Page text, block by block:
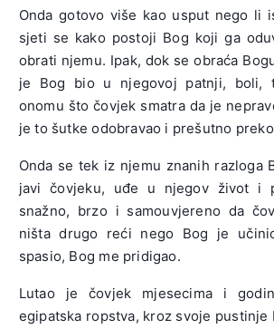
Onda gotovo više kao usput nego li
sjeti se kako postoji Bog koji ga
obrati njemu. Ipak, dok se obraća
je Bog bio u njegovoj patnji, boli,
onomu što čovjek smatra da je
je to šutke odobravao i prešutno
Onda se tek iz njemu znanih razloga
javi čovjeku, uđe u njegov život i
snažno, brzo i samouvjereno da
ništa drugo reći nego Bog je
spasio, Bog me pridigao.
Lutao je čovjek mjesecima i
egipatska ropstva, kroz svoje pustinje